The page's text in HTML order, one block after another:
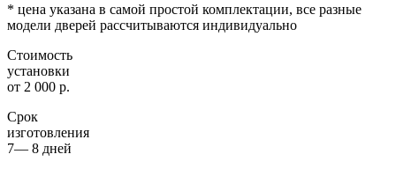
* цена указана в самой простой комплектации, все разные
модели дверей рассчитываются индивидуально
Стоимость
установки
от 2 000 р.
Срок
изготовления
7— 8 дней